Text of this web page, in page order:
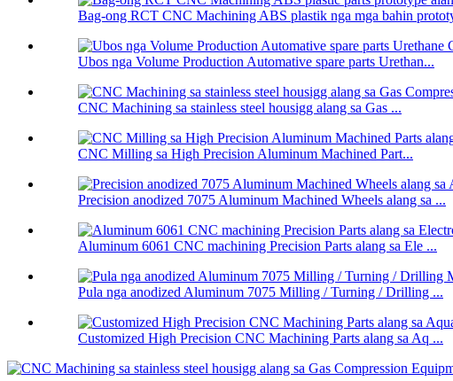
Bag-ong RCT CNC Machining ABS plastik nga mga bahin
Ubos nga Volume Production Automative spare parts Urethan...
CNC Machining sa stainless steel housigg alang sa Gas ...
CNC Milling sa High Precision Aluminum Machined Part...
Precision anodized 7075 Aluminum Machined Wheels alang sa ...
Aluminum 6061 CNC machining Precision Parts alang sa Ele ...
Pula nga anodized Aluminum 7075 Milling / Turning / Drilling ...
Customized High Precision CNC Machining Parts alang sa Aq ...